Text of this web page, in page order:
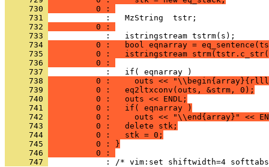
     730
          0 :
     731
     732
          0 :
     733
     734
0 :   bool eqnarray =
     735
0 :   istringstream
     736
          0 :
     737
     738
0 :     outs <<
     739
          0 :   eq2ltxconv(outs, &strm, 0);
     740
          0 :   outs << ENDL;
     741
          0 :   if( eqnarray )
     742
0 :     outs << "\\end{array}" <<
     743
          0 :   delete stk;
     744
          0 :   stk = 0;
     745
          0 : }
     746
          0 :
     747